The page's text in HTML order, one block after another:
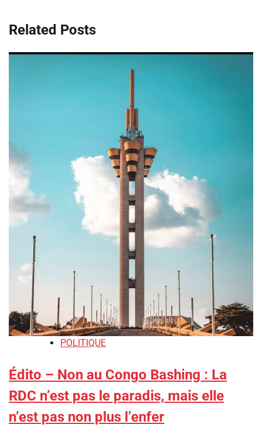
Related Posts
POLITIQUE
Édito – Non au Congo Bashing : La
RDC n’est pas le paradis, mais elle
n’est pas non plus l’enfer